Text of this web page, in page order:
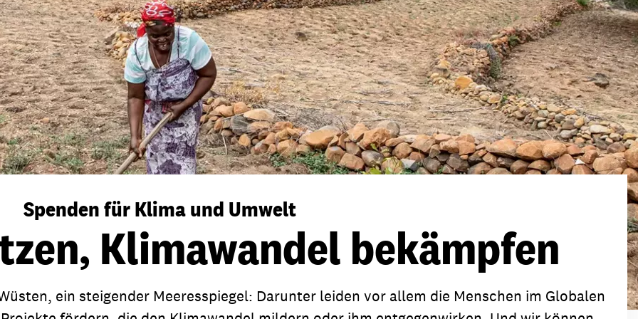
Stipendien
Klimawandel
Armut
Frieden
Entwicklungszusammenarbeit
Zivilgesellschaft
Alle Themen
Gemeindematerial Fachpublikationen
Projektmaterial
die Welt-Jugend
Jugend & Konfirmation
Ehrenamt & Mitmachen
Regionale Kontakte
Gemeindematerial Fachpublikationen
Spenden für Klima und Umwelt
Klimawandel bekämpfen
ein steigender Meeresspiegel: Darunter leiden vor allem die Menschen im Globalen